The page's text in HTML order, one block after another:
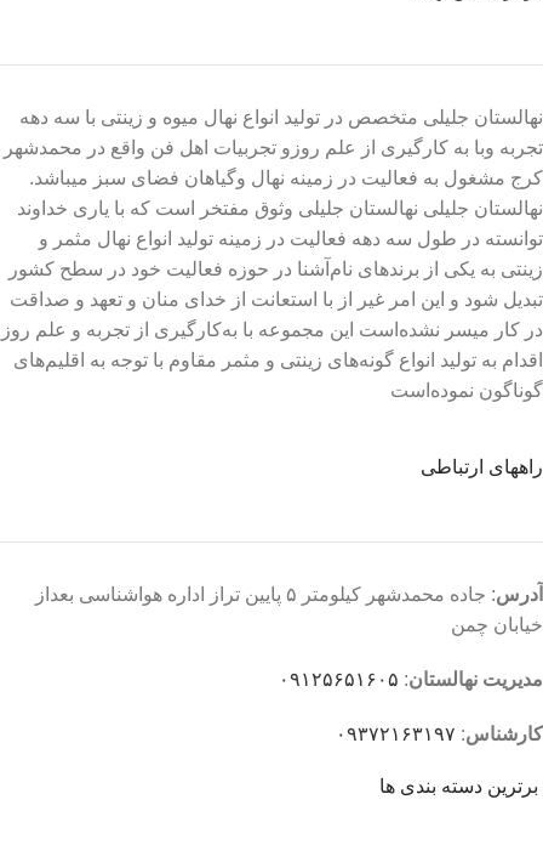
نهالستان جلیلی متخصص در تولید انواع نهال میوه و زینتی با سه دهه
تجربه وبا به کارگیری از علم روزو تجربیات اهل فن واقع در محمدشهر
کرج مشغول به فعالیت در زمینه نهال وگیاهان فضای سبز میباشد.
نهالستان جلیلی نهالستان جلیلی وثوق مفتخر است که با یاری خداوند
توانسته در طول سه دهه فعالیت در زمینه تولید انواع نهال مثمر و
زینتی به یکی از برندهای نام‌آشنا در حوزه فعالیت خود در سطح کشور
تبدیل شود و این امر غیر از با استعانت از خدای منان و تعهد و صداقت
در کار میسر نشده‌است این مجموعه با به‌کارگیری از تجربه و علم روز
اقدام به تولید انواع گونه‌های زینتی و مثمر مقاوم با توجه به اقلیم‌های
گوناگون نموده‌است
راههای ارتباطی
آدرس
: جاده محمدشهر کیلومتر ۵ پایین تراز اداره هواشناسی بعداز
خیابان چمن
مدیریت نهالستان: ۰۹۱۲۵۶۵۱۶۰۵
کارشناس: ۰۹۳۷۲۱۶۳۱۹۷
برترین دسته بندی ها